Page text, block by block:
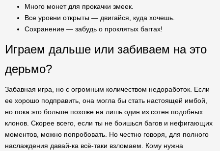
Много монет для прокачки змеек.
Все уровни открыты — двигайся, куда хочешь.
Сохранение — забудь о проклятых баггах!
Играем дальше или забиваем на это
дерьмо?
Забавная игра, но с огромным количеством недоработок. Если
ее хорошо подправить, она могла бы стать настоящей имбой,
но пока это больше похоже на лишь один из сотен подобных
клонов. Скорее всего, если ты не боишься багов и нефигающих
моментов, можно попробовать. Но честно говоря, для полного
наслаждения давай-ка всё-таки взломаем. Кому нужна